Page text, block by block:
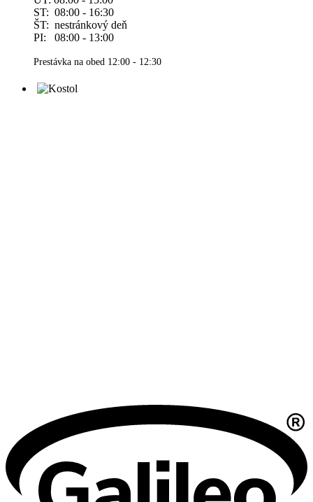
ST: 08:00 - 16:30
ŠT: nestránkový deň
PI: 08:00 - 13:00
Prestávka na obed 12:00 - 12:30